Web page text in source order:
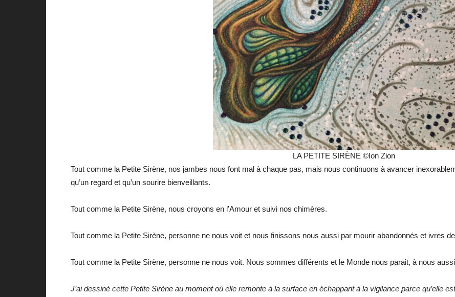
LA PETITE SIRÈNE ©Ion Zion
Tout comme la Petite Sirène, nos jambes nous font mal à chaque pas, mais nous continuons à avancer
qu’un regard et qu’un sourire bienveillants.
Tout comme la Petite Sirène, nous croyons en l’Amour et suivi nos chimères.
Tout comme la Petite Sirène, personne ne nous voit et nous finissons nous aussi par mourir abandonnés et ivres
Tout comme la Petite Sirène, personne ne nous voit. Nous sommes différents et le Monde nous parait, à nous
J’ai dessiné cette Petite Sirène au moment où elle remonte à la surface en échappant à la vigilance parce qu’elle